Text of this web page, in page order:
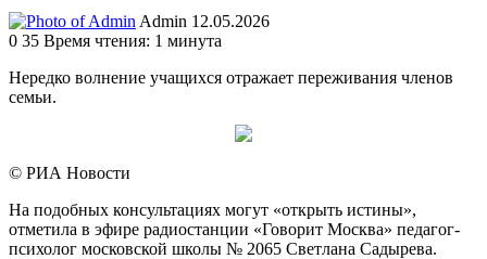
Admin Send
an
12.05.2026
0 35 Время чтения: 1 минута
Нередко волнение учащихся отражает переживания членов
семьи.
© РИА Новости
На подобных консультациях могут «открыть истины»,
отметила в эфире радиостанции «Говорит Москва» педагог-
психолог московской школы № 2065 Светлана Садырева.